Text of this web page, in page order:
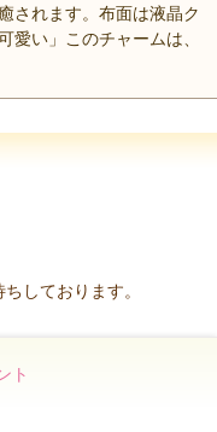
されます。布面は液晶ク
愛い」このチャームは、
しております。
ト